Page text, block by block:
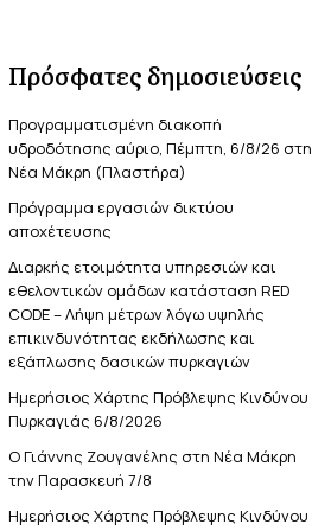
Πρόσφατες δημοσιεύσεις
Προγραμματισμένη διακοπή
υδροδότησης αύριο, Πέμπτη, 6/8/26 στη
Νέα Μάκρη (Πλαστήρα)
Πρόγραμμα εργασιών δικτύου
αποχέτευσης
Διαρκής ετοιμότητα υπηρεσιών και
εθελοντικών ομάδων κατάσταση RED
CODE – Λήψη μέτρων λόγω υψηλής
επικινδυνότητας εκδήλωσης και
εξάπλωσης δασικών πυρκαγιών
Ημερήσιος Χάρτης Πρόβλεψης Κινδύνου
Πυρκαγιάς 6/8/2026
Ο Γιάννης Ζουγανέλης στη Νέα Μάκρη
την Παρασκευή 7/8
Ημερήσιος Χάρτης Πρόβλεψης Κινδύνου